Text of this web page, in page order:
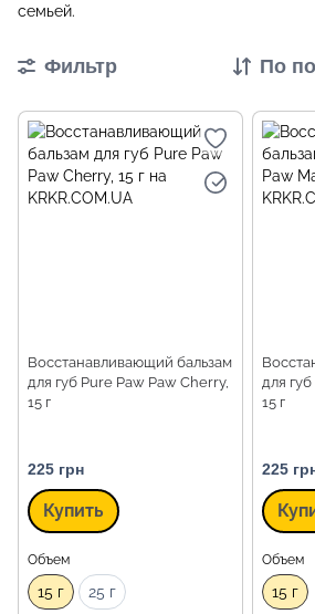
семьей.
Фильтр По
Восстанавливающий бальзам
для губ Pure Paw Paw Cherry,
15 г
225 грн
Купить
Объем
15 г 25 г
для
15 г
225
Объем
15 г